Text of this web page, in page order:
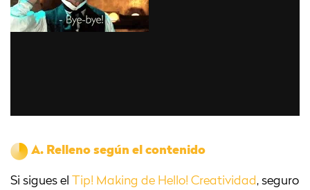
A. Relleno según el contenido
Si sigues el Tip! Making de Hello! Creatividad , seguro